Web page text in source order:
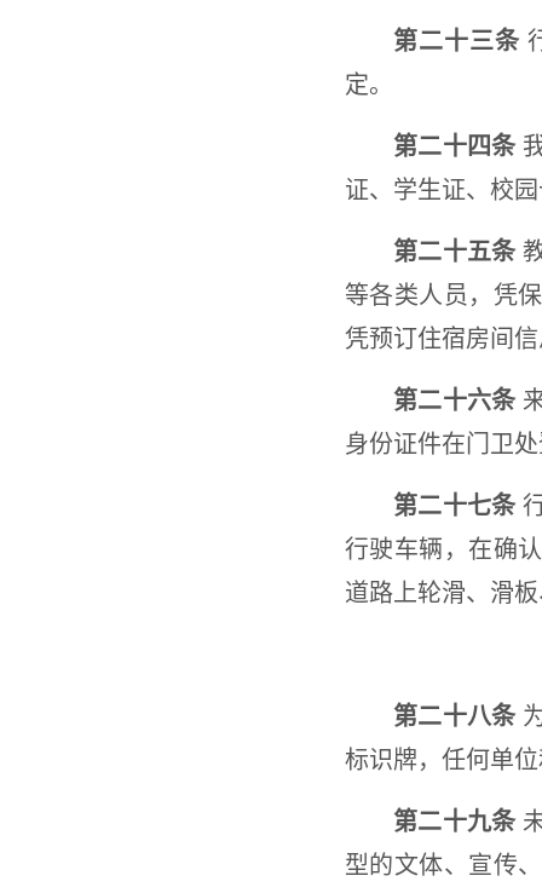
第二十三条
定。
第二十四条
证、学生证、校
第二十五条
等各类人员，凭
凭预订住宿房间
第二十六条
身份证件在门卫
第二十七条
行驶车辆，在确
道路上轮滑、滑
第二十八条
标识牌，任何单
第二十九条
型的文体、宣传